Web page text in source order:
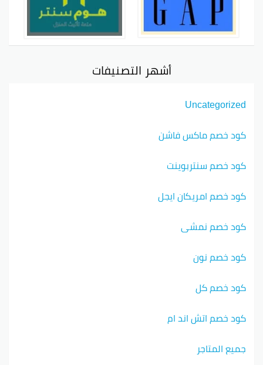
أشهر التصنيفات
Uncategorized
كود خصم ماكس فاشن
كود خصم سنتربوينت
كود خصم امريكان ايجل
كود خصم نمشي
كود خصم نون
كود خصم كل
كود خصم اتش اند ام
جميع المتاجر